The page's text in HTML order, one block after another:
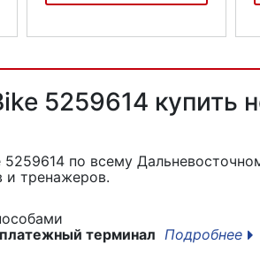
5259614 купить
5259614 по всему
и тренажеров.
терминал Подробнее